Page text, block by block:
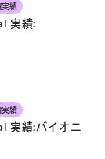
実績
実績:
実績
実績:バイオニ